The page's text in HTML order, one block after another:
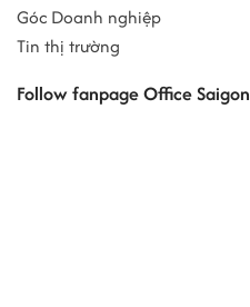
Góc Doanh nghiệp
Tin thị trường
Follow fanpage Office Saigon